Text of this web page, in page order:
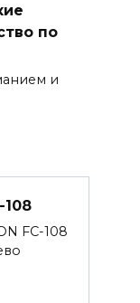
по
и
108
FC-108